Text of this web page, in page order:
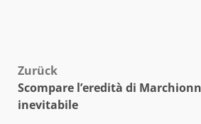
Beitragsnavigation
Zurück
Scompare l’eredità di
inevitabile